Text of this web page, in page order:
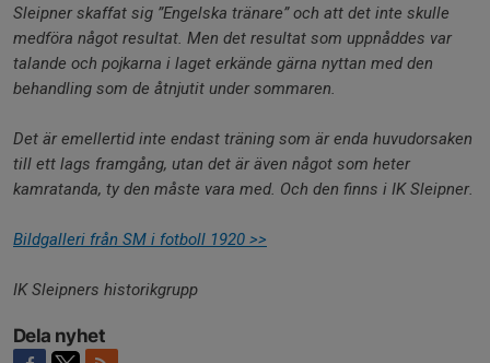
Sleipner skaffat sig ”Engelska tränare” och att det inte skulle
medföra något resultat. Men det resultat som uppnåddes var
talande och pojkarna i laget erkände gärna nyttan med den
behandling som de åtnjutit under sommaren.
Det är emellertid inte endast träning som är enda huvudorsaken
till ett lags framgång, utan det är även något som heter
kamratanda, ty den måste vara med. Och den finns i IK Sleipner.
Bildgalleri från SM i fotboll 1920 >>
IK Sleipners historikgrupp
Dela nyhet